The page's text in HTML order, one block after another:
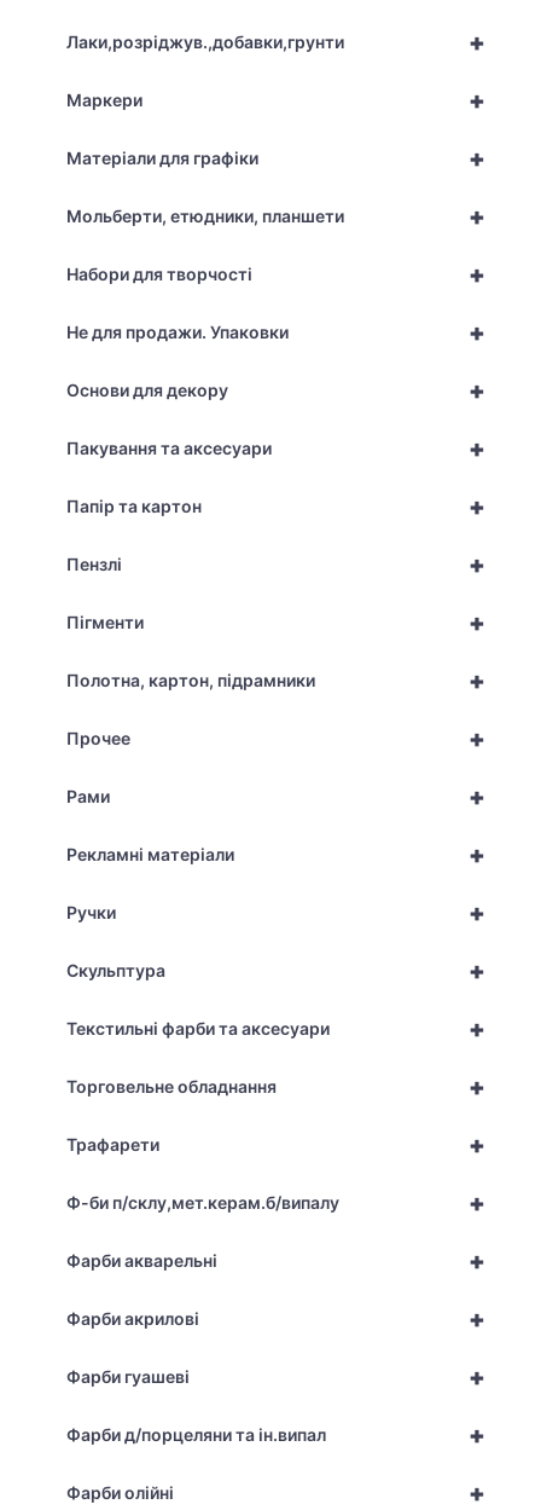
+
Лаки,розріджув.,добавки,грунти
+
Маркери
+
Матеріали для графіки
+
Мольберти, етюдники, планшети
+
Набори для творчості
+
Не для продажи. Упаковки
+
Основи для декору
+
Пакування та аксесуари
+
Папір та картон
+
Пензлі
+
Пігменти
+
Полотна, картон, підрамники
+
Прочее
+
Рами
+
Рекламні матеріали
+
Ручки
+
Скульптура
+
Текстильні фарби та аксесуари
+
Торговельне обладнання
+
Трафарети
+
Ф-би п/склу,мет.керам.б/випалу
+
Фарби акварельні
+
Фарби акрилові
+
Фарби гуашеві
+
Фарби д/порцеляни та ін.випал
+
Фарби олійні